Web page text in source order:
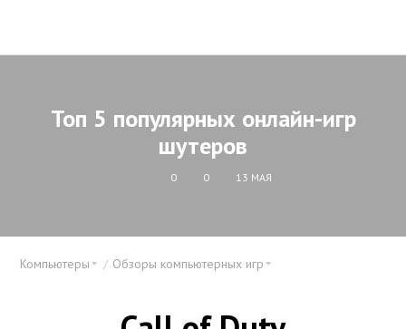
Топ 5 популярных онлайн-игр
шутеров
0 0 13 МАЯ
Компьютеры Обзоры компьютерных игр